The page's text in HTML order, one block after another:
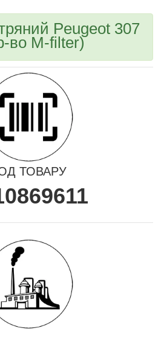
Peugeot 307
во M-filter)
ТОВАРУ